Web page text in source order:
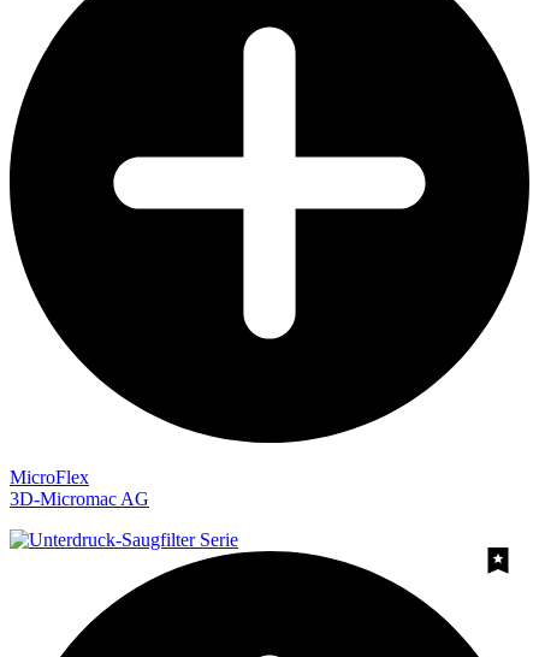
MicroFlex
3D-Micromac AG